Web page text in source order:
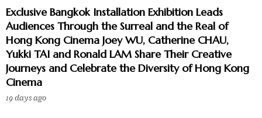
Exclusive Bangkok Installation Exhibition Leads
Audiences Through the Surreal and the Real of
Hong Kong Cinema Joey WU, Catherine CHAU,
Yukki TAI and Ronald LAM Share Their Creative
Journeys and Celebrate the Diversity of Hong Kong
Cinema
19 days ago